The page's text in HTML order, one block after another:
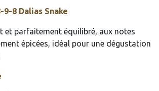
9-8 Dalias Snake
et parfaitement équilibré, aux notes
épicées, idéal pour une dégustation